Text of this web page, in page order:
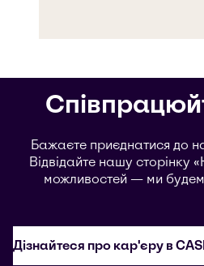
Бажаєте приєднатися до
Відвідайте нашу сторінку
можливостей — ми
Дізнайтеся про кар'єру в